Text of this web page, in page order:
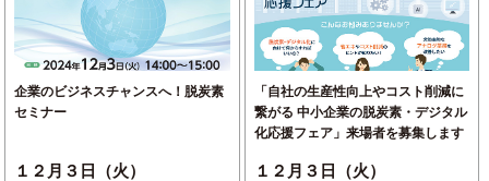
企業のビジネスチャンスへ！脱炭素
セミナー
１２月３日（火）
「自社の生産性向上やコスト削減に
繋がる 中小企業の脱炭素・デジタル
化応援フェア」来場者を募集します
１２月３日（火）